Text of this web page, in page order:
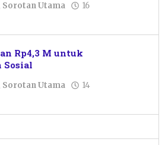
Sorotan Utama
16
Rp4,3 M untuk
Sosial
Sorotan Utama
14